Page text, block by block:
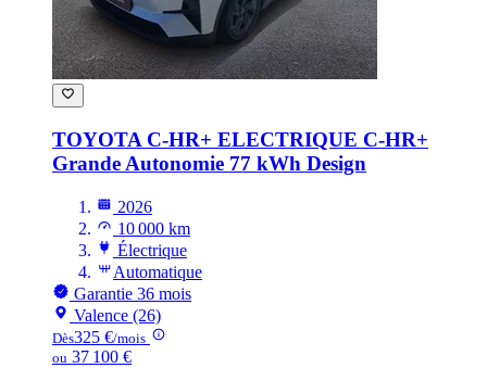
TOYOTA C-HR+ ELECTRIQUE C-HR+
Grande Autonomie 77 kWh Design
2026
10 000 km
Électrique
Automatique
Garantie 36 mois
Valence (26)
Dès325 €/mois
ou 37 100 €